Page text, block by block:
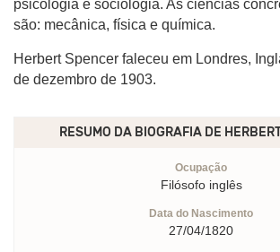
psicologia e sociologia. As ciências
são: mecânica, física e química.
Herbert Spencer faleceu em Londres,
de dezembro de 1903.
RESUMO DA BIOGRAFIA DE
Ocupação
Filósofo inglês
Data do Nascimento
27/04/1820